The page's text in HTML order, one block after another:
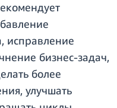
исправление
бизнес-задач,
более
улучшать